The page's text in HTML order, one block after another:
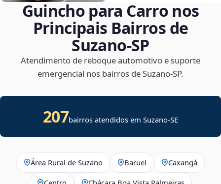
Guincho para Carro nos
Principais Bairros de
Suzano‑SP
Atendimento de reboque automotivo e suporte
emergencial nos bairros de Suzano‑SP.
207bairros atendidos emSuzano-SE
Área Rural de Suzano Baruel Caxangá